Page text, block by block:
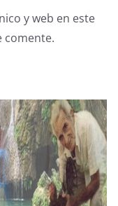
y web en este
comente.